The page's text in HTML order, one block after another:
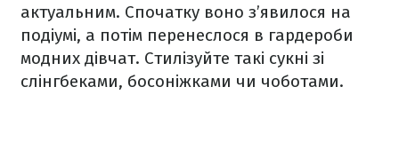
актуальним. Спочатку воно з’явилося на
подіумі, а потім перенеслося в гардероби
модних дівчат. Стилізуйте такі сукні зі
слінгбеками, босоніжками чи чоботами.